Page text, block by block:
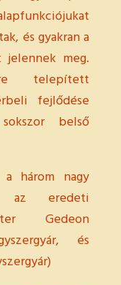
és gyakran a
jelennek meg.
telepített
fejlődése
belső
három nagy
az eredeti
Gedeon
és